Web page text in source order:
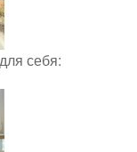
себя: